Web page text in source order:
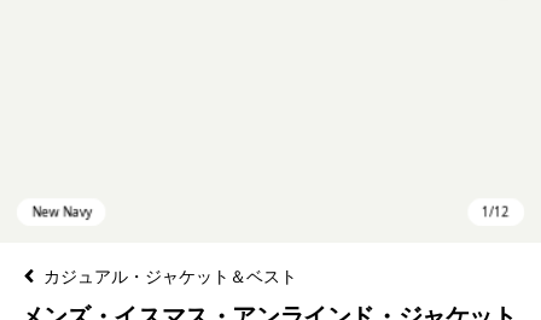
カジュアル・ジャケット＆ベスト